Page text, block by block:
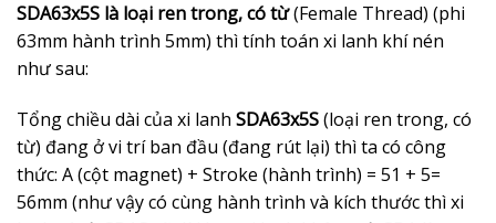
SDA63x5S là loại ren trong, có từ(Female Thread) (phi
63mm hành trình 5mm) thì tính toán xi lanh khí nén
như sau:
Tổng chiều dài của xi lanh SDA63x5S(loại ren trong, có
từ) đang ở vi trí ban đầu (đang rút lại) thì ta có công
thức: A (cột magnet) + Stroke (hành trình) = 51 + 5=
56mm (như vậy có cùng hành trình và kích thước thì xi